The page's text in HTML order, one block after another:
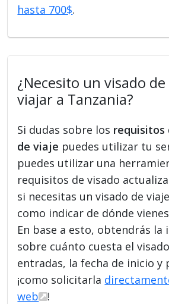
hasta 700$.
¿Necesito un visado
viajar a Tanzania?
Si dudas sobre los requisitos
de viaje puedes utilizar tu
puedes utilizar una
requisitos de visado
si necesitas un visado de
como indicar de dónde
En base a esto, obtendrás la
sobre cuánto cuesta el
entradas, la fecha de inicio y
¡como solicitarla
web
!